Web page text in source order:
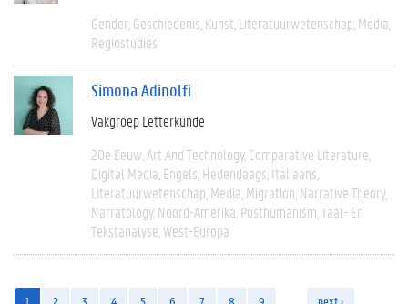
Gender Geschiedenis Kunst Literatuurwetenschap Media
Regiostudies
Simona Adinolfi
Vakgroep Letterkunde
20e Eeuw Art And Technology Comparative Literature
Digital Media Engels Hedendaags Italiaans
Literatuurwetenschap Media Migration Narrative Theory
Narratology Noord-Amerika Posthumanism Taal- En
Tekstanalyse West-Europa
1 2 3 4 5 6 7 8 9
next ›